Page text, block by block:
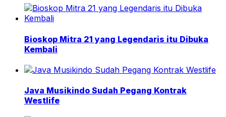
Bioskop Mitra 21 yang Legendaris itu Dibuka
Kembali
Java Musikindo Sudah Pegang Kontrak
Westlife